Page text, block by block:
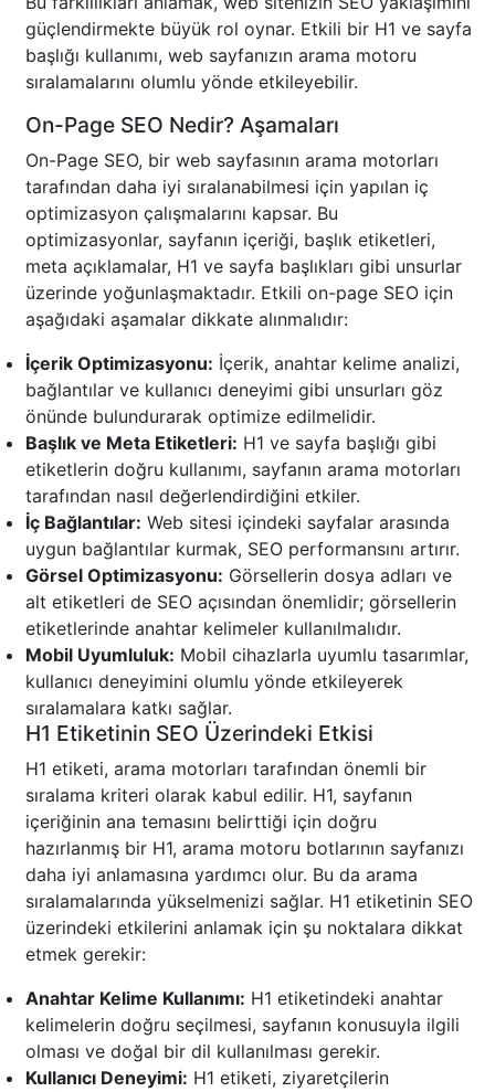
güçlendirmekte büyük rol oynar. Etkili bir H1 ve sayfa
başlığı kullanımı, web sayfanızın arama motoru
sıralamalarını olumlu yönde etkileyebilir.
On-Page SEO Nedir? Aşamaları
On-Page SEO, bir web sayfasının arama motorları
tarafından daha iyi sıralanabilmesi için yapılan iç
optimizasyon çalışmalarını kapsar. Bu
optimizasyonlar, sayfanın içeriği, başlık etiketleri,
meta açıklamalar, H1 ve sayfa başlıkları gibi unsurlar
üzerinde yoğunlaşmaktadır. Etkili on-page SEO için
aşağıdaki aşamalar dikkate alınmalıdır:
İçerik Optimizasyonu: İçerik, anahtar kelime analizi,
bağlantılar ve kullanıcı deneyimi gibi unsurları göz
önünde bulundurarak optimize edilmelidir.
Başlık ve Meta Etiketleri: H1 ve sayfa başlığı gibi
etiketlerin doğru kullanımı, sayfanın arama motorları
tarafından nasıl değerlendirdiğini etkiler.
İç Bağlantılar: Web sitesi içindeki sayfalar arasında
uygun bağlantılar kurmak, SEO performansını artırır.
Görsel Optimizasyonu: Görsellerin dosya adları ve
alt etiketleri de SEO açısından önemlidir; görsellerin
etiketlerinde anahtar kelimeler kullanılmalıdır.
Mobil Uyumluluk: Mobil cihazlarla uyumlu tasarımlar,
kullanıcı deneyimini olumlu yönde etkileyerek
sıralamalara katkı sağlar.
H1 Etiketinin SEO Üzerindeki Etkisi
H1 etiketi, arama motorları tarafından önemli bir
sıralama kriteri olarak kabul edilir. H1, sayfanın
içeriğinin ana temasını belirttiği için doğru
hazırlanmış bir H1, arama motoru botlarının sayfanızı
daha iyi anlamasına yardımcı olur. Bu da arama
sıralamalarında yükselmenizi sağlar. H1 etiketinin SEO
üzerindeki etkilerini anlamak için şu noktalara dikkat
etmek gerekir:
Anahtar Kelime Kullanımı: H1 etiketindeki anahtar
kelimelerin doğru seçilmesi, sayfanın konusuyla ilgili
olması ve doğal bir dil kullanılması gerekir.
Kullanıcı Deneyimi: H1 etiketi, ziyaretçilerin